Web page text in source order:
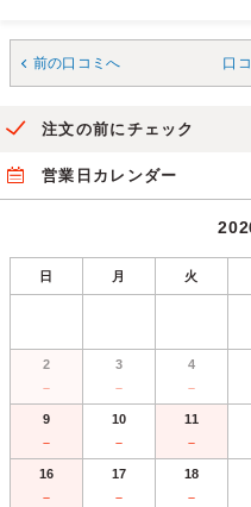
前の口コミへ 口
注文の前にチェック
営業日カレンダー
日 月 火
2
－
3
－
4
－
9
－
10
－
11
－
16
－
17
－
18
－